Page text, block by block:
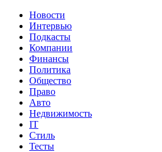
Новости
Интервью
Подкасты
Компании
Финансы
Политика
Общество
Право
Авто
Недвижимость
IT
Стиль
Тесты